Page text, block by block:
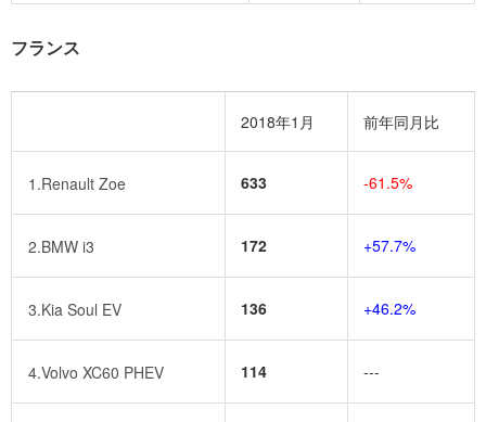
フランス
2018年1月 前年同月比
1.Renault Zoe 633 -61.5%
2.BMW i3 172 +57.7%
3.Kia Soul EV 136 +46.2%
4.Volvo XC60 PHEV 114 ---